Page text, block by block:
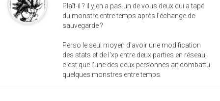
Plaît-il ? il y en a pas un de vous deux qui a tapé
du monstre entre temps après l'échange de
sauvegarde ?
Perso le seul moyen d'avoir une modification
des stats et de l'xp entre deux parties en réseau,
c'est que l'une des deux personnes ait combattu
quelques monstres entre temps.